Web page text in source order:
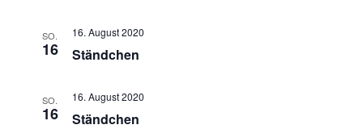
SO.
16 Ständchen
16. August 2020
SO.
16 Ständchen
16. August 2020